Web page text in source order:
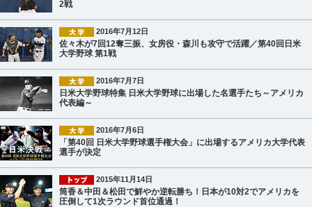
2戦
2016年7月12日
佐々木が7回12奪三振、女房役・森川も攻守で活躍／第40回日米
大学野球 第1戦
2016年7月7日
日米大学野球特集 日米大学野球に出場した名選手たち～アメリカ
代表編～
2016年7月6日
「第40回 日米大学野球選手権大会」に出場するアメリカ大学代表
選手が決定
2015年11月14日
筒香＆中田＆松田で鮮やか逆転勝ち！日本が10対2でアメリカを
圧倒して1次ラウンド首位通過！